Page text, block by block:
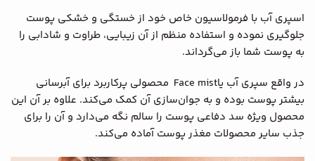
اسپری آب با فرمولاسیون خاص خود از خستگی و خشکی پوست
جلوگیری نموده و استفاده منظم از آن زیبایی، طراوت و شادابی را
به پوست شما باز می‌گرداند.
در واقع سپری آب یاFace mist محصولی پرکاربرد برای آبرسانی
بیشتر پوست بوده و به جوان‌سازی آن کمک می‌کند. علاوه بر آن این
محصول ویژه سد دفاعی پوست را سالم نگه می‌دارد و آن را برای
جذب سایر محصولات مغذر پوست آماده می‌کند.